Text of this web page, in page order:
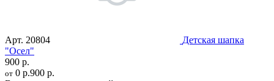
Арт. 20804
Детская шапка
"Осел"
900 р.
от 0 р.900 р.